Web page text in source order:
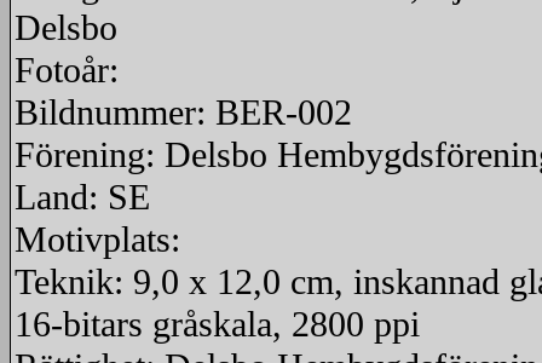
Delsbo
Fotoår:
Bildnummer: BER-002
Förening: Delsbo
Land: SE
Motivplats:
Teknik: 9,0 x 12,0 cm, inskannad
16-bitars gråskala, 2800 ppi